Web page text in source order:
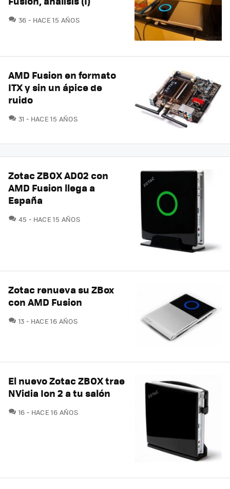
36 COMENTARIOS
HACE 15 AÑOS
AMD Fusion en formato
ITX y sin un ápice de
ruido
31 COMENTARIOS
HACE 15 AÑOS
Zotac ZBOX AD02 con
AMD Fusion llega a
España
45 COMENTARIOS
HACE 15 AÑOS
Zotac renueva su ZBox
con AMD Fusion
13 COMENTARIOS
HACE 16 AÑOS
El nuevo Zotac ZBOX trae
NVidia Ion 2 a tu salón
16 COMENTARIOS
HACE 16 AÑOS